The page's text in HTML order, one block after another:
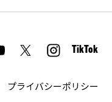
TikTok
プライバシーポリシー